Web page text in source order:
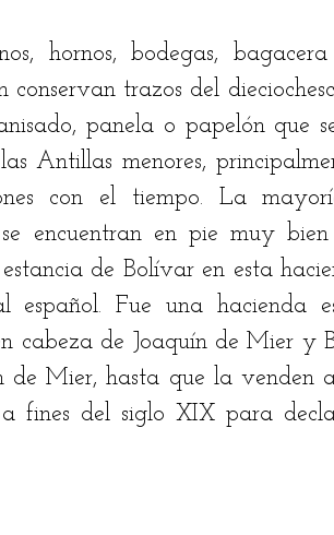
hornos, bodegas,
conservan trazos del
panela o papelón que
Antillas menores,
con el tiempo. La
encuentran en pie muy bien
de Bolívar en esta
español. Fue una hacienda
cabeza de Joaquín de Mier y
de Mier, hasta que la venden
a fines del siglo XIX para